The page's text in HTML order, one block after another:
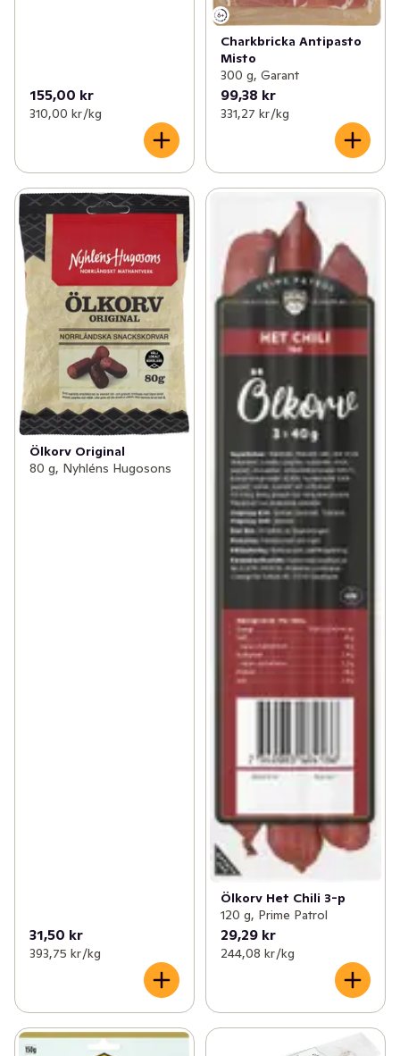
155,00 kr
310,00 kr /kg
Charkbricka Antipasto
Misto
300 g, Garant
99,38 kr
331,27 kr /kg
Ölkorv Original
80 g, Nyhléns Hugosons
31,50 kr
393,75 kr /kg
Ölkorv Het Chili 3-p
120 g, Prime Patrol
29,29 kr
244,08 kr /kg